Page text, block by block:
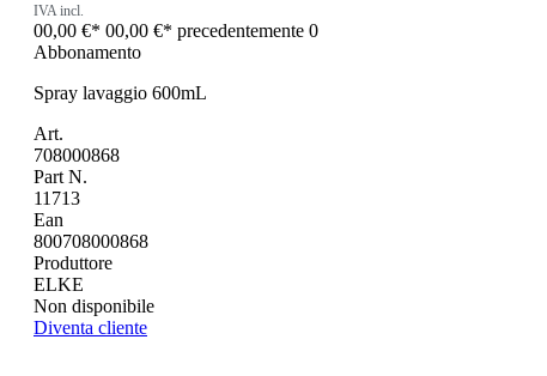
IVA incl.
00,00 €* 00,00 €* precedentemente 0
Abbonamento
Spray lavaggio 600mL
Art.
708000868
Part N.
11713
Ean
800708000868
Produttore
ELKE
Non disponibile
Diventa cliente